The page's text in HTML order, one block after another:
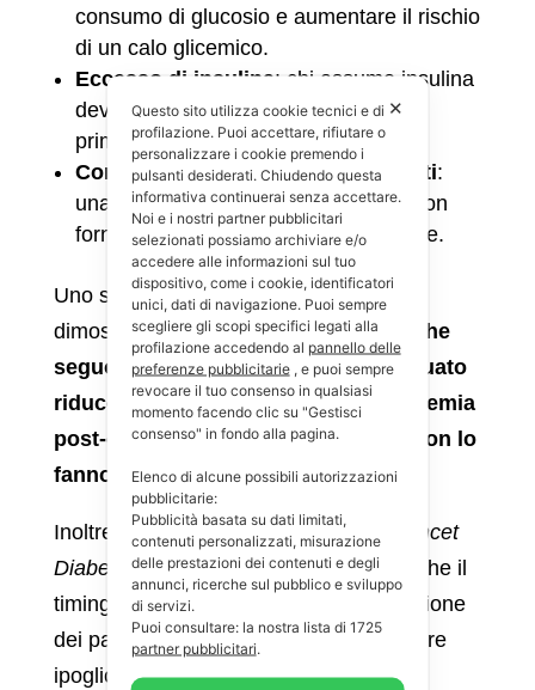
consumo di glucosio e aumentare il rischio
di un calo glicemico.
Eccesso di insulina: chi assume insulina
deve calibrare con attenzione le dosi
prima dell’esercizio.
Consumo inadeguato di carboidrati:
una dieta povera di carboidrati può non
fornire abbastanza energia disponibile.
Uno studio dell’Università di Toronto ha
dimostrato chegli atleti con diabete che
seguono un piano nutrizionale adeguato
riducono del 40% il rischio di ipoglicemia
post-esercizio rispetto a quelli che non lo
fanno
Inoltre, la ricerca pubblicata suThe Lancet
Diabetes & Endocrinologysuggerisce che il
timing dell’alimentazione e la composizione
dei pasti sono fattori chiave per prevenire
ipoglicemie indotte dall’esercizio.
✕
Questo sito utilizza cookie tecnici e di
profilazione. Puoi accettare, rifiutare o
personalizzare i cookie premendo i
pulsanti desiderati. Chiudendo questa
informativa continuerai senza accettare.
Noi e i nostri partner pubblicitari
selezionati possiamo archiviare e/o
accedere alle informazioni sul tuo
dispositivo, come i cookie, identificatori
unici, dati di navigazione. Puoi sempre
scegliere gli scopi specifici legati alla
profilazione accedendo al pannello delle
preferenze pubblicitarie, e puoi sempre
revocare il tuo consenso in qualsiasi
momento facendo clic su "Gestisci
consenso" in fondo alla pagina.
Elenco di alcune possibili autorizzazioni
pubblicitarie:
Pubblicità basata su dati limitati,
contenuti personalizzati, misurazione
delle prestazioni dei contenuti e degli
annunci, ricerche sul pubblico e sviluppo
di servizi.
Puoi consultare: la nostra lista di 1725
partner pubblicitari.